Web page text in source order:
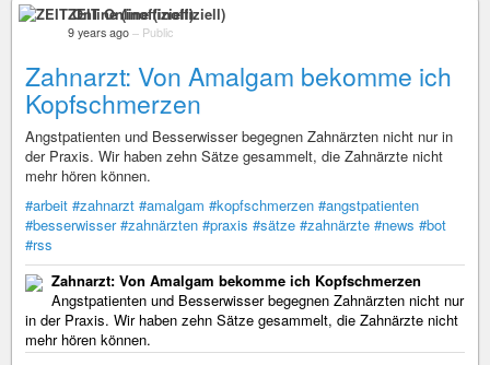
ZEIT Online (inoffiziell)
9 years ago – Public
Zahnarzt: Von Amalgam bekomme ich
Kopfschmerzen
Angstpatienten und Besserwisser begegnen Zahnärzten nicht nur in
der Praxis. Wir haben zehn Sätze gesammelt, die Zahnärzte nicht
mehr hören können.
#arbeit #zahnarzt #amalgam #kopfschmerzen #angstpatienten
#besserwisser #zahnärzten #praxis #sätze #zahnärzte #news #bot
#rss
Zahnarzt: Von Amalgam bekomme ich Kopfschmerzen
Angstpatienten und Besserwisser begegnen Zahnärzten nicht nur
in der Praxis. Wir haben zehn Sätze gesammelt, die Zahnärzte nicht
mehr hören können.